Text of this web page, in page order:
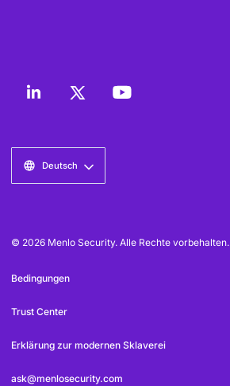
Deutsch
© 2026 Menlo Security. Alle Rechte vorbehalten.
Bedingungen
Trust Center
Erklärung zur modernen Sklaverei
ask@menlosecurity.com